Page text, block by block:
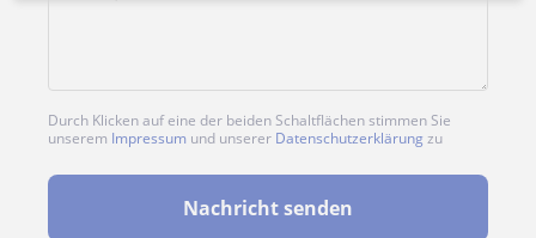
Durch Klicken auf eine der beiden Schaltflächen stimmen Sie
unserem Impressum und unserer Datenschutzerklärung zu
Nachricht senden